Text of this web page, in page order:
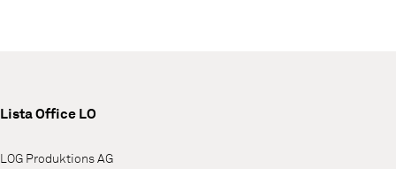
Lista Office LO
LOG Produktions AG